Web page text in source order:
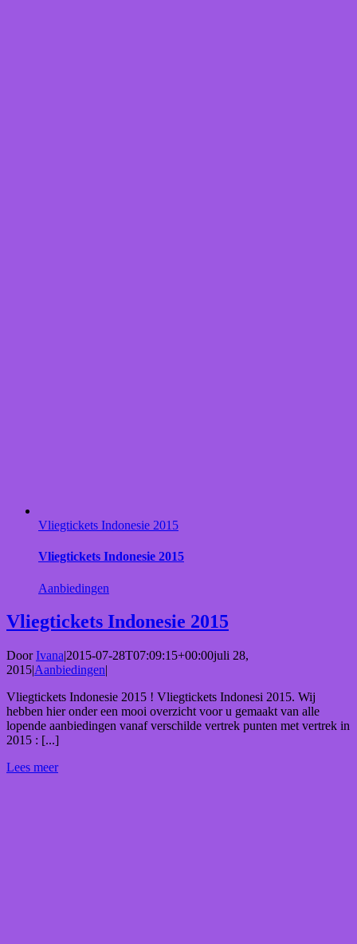
Vliegtickets Indonesie 2015
Vliegtickets Indonesie 2015
Aanbiedingen
Vliegtickets Indonesie 2015
DoorIvana|2015-07-28T07:09:15+00:00juli 28,
2015|Aanbiedingen|
Vliegtickets Indonesie 2015 ! Vliegtickets Indonesi 2015. Wij
hebben hier onder een mooi overzicht voor u gemaakt van alle
lopende aanbiedingen vanaf verschilde vertrek punten met vertrek in
2015 : [...]
Lees meer